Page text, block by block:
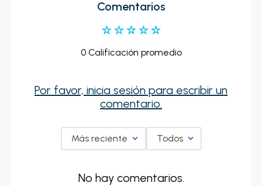
Comentarios
☆☆☆☆☆
0 Calificación promedio
Por favor, inicia sesión para escribir un
comentario.
Más reciente Todos
No hay comentarios.